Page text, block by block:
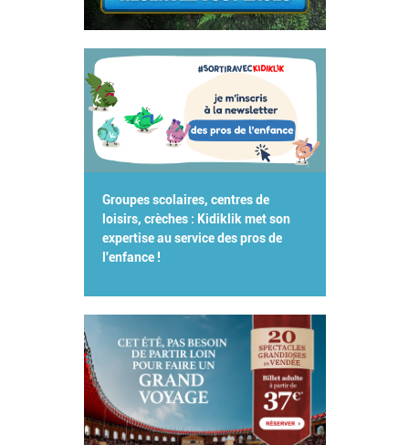
Groupes scolaires, centres de
loisirs, crèches : Kidiklik met son
expertise au service des pros de
l'enfance !